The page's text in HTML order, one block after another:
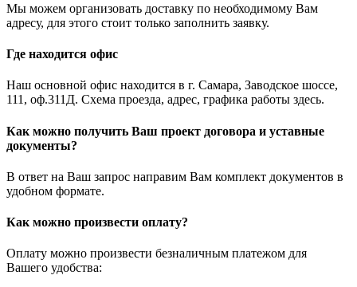
Мы можем организовать доставку по необходимому Вам
адресу, для этого стоит только заполнить заявку.
Где находится офис
Наш основной офис находится в г. Самара, Заводское шоссе,
111, оф.311Д. Схема проезда, адрес, графика работы здесь.
Как можно получить Ваш проект договора и уставные
документы?
В ответ на Ваш запрос направим Вам комплект документов в
удобном формате.
Как можно произвести оплату?
Оплату можно произвести безналичным платежом для
Вашего удобства: